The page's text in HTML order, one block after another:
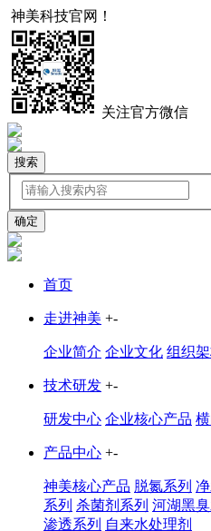
神美科技官网！
关注官方微信
搜索
首页
走进神美 +-
企业简介 企业文化 组织
技术研发 +-
研发中心 企业核心产品
产品中心 +-
神美核心产品 脱氮系列
系列 杀菌剂系列 河湖黑
渗透系列 自来水处理剂